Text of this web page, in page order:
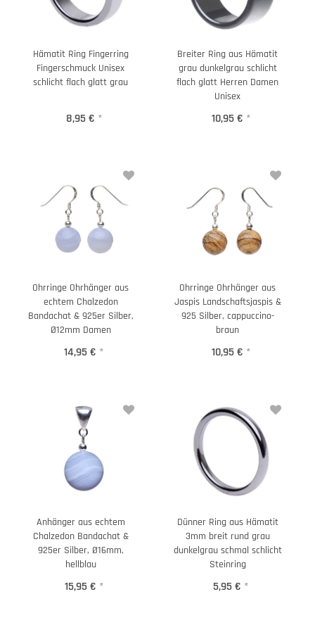
Hämatit Ring Fingerring
Fingerschmuck Unisex
schlicht flach glatt grau
8,95 € *
Breiter Ring aus Hämatit
grau dunkelgrau schlicht
flach glatt Herren Damen
Unisex
10,95 € *
Ohrringe Ohrhänger aus
echtem Chalzedon
Bandachat & 925er Silber,
Ø12mm Damen
14,95 € *
Ohrringe Ohrhänger aus
Jaspis Landschaftsjaspis &
925 Silber, cappuccino-
braun
10,95 € *
Anhänger aus echtem
Chalzedon Bandachat &
925er Silber, Ø16mm,
hellblau
15,95 € *
Dünner Ring aus Hämatit
3mm breit rund grau
dunkelgrau schmal schlicht
Steinring
5,95 € *